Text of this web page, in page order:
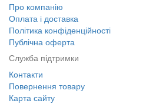
Про компанію
Оплата і доставка
Політика конфіденційності
Публічна оферта
Служба підтримки
Контакти
Повернення товару
Карта сайту